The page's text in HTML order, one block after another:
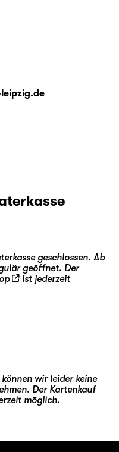
geschlossen. Ab
geöffnet. Der
ist jederzeit
wir leider keine
Der Kartenkauf
möglich.